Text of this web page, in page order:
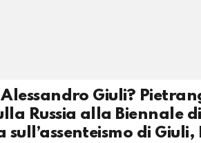
Giuli?
Russia alla Biennale di
di Giuli,